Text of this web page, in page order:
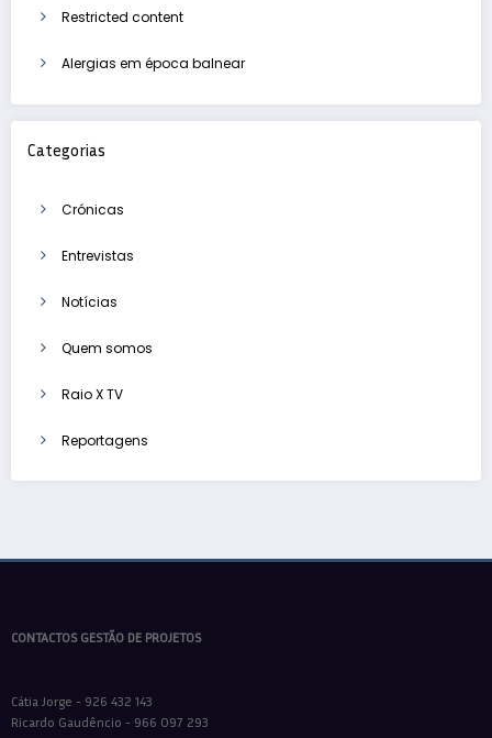
Restricted content
Alergias em época balnear
Categorias
Crónicas
Entrevistas
Notícias
Quem somos
Raio X TV
Reportagens
CONTACTOS GESTÃO DE PROJETOS
Cátia Jorge - 926 432 143
Ricardo Gaudêncio - 966 097 293